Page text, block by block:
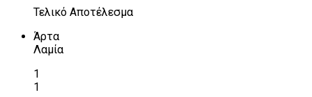
Τελικό Αποτέλεσμα
Άρτα
Λαμία
1
1